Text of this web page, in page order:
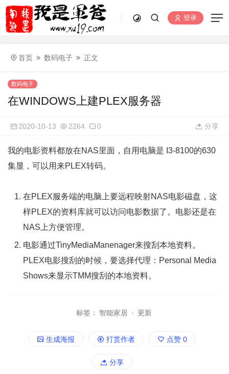
登录
首页 数码电子 正文
数码电子
在WINDOWS上建PLEX服务器
2020-10-13 2264 0 分享
我的电影资料都放在NAS里面，自用电脑是 I3-8100的630
集显，可以用来PLEX转码。
在PLEX服务端的电脑上要远程映射NAS电影磁盘，这
样PLEX的资料库就可以访问电影数据了。电影还是在
NAS上方便管理。
电影通过TinyMediaManenager来搜刮本地资料。
PLEX电影搜刮的时候，要选择代理：Personal Media
Shows来显示TMM搜刮的本地资料。
标签： 智能家居 · 更新
生成海报 打赏作者 点赞 0
分享